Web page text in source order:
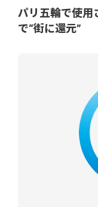
パリ五輪で使
で“街に還元”